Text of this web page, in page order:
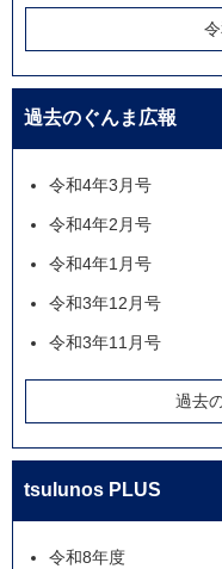
過去のぐんま広報
令和4年3月号
令和4年2月号
令和4年1月号
令和3年12月号
令和3年11月号
過去
tsulunos PLUS
令和8年度